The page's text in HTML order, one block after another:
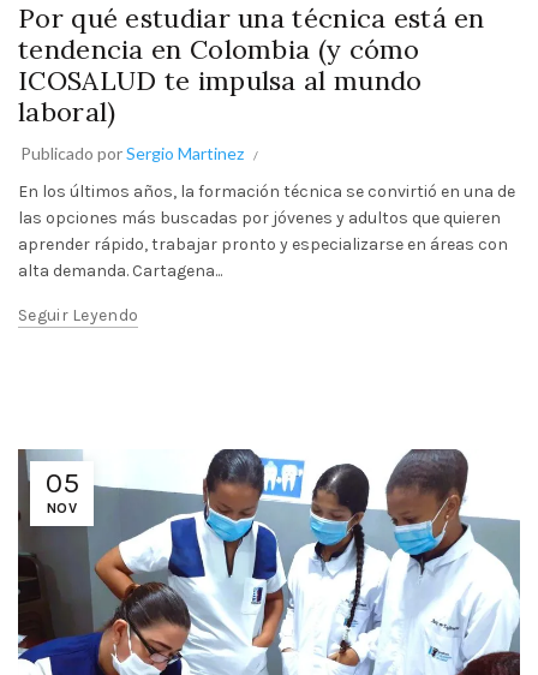
Por qué estudiar una técnica está en
tendencia en Colombia (y cómo
ICOSALUD te impulsa al mundo
laboral)
Publicado porSergio Martinez
En los últimos años, la formación técnica se convirtió en una de
las opciones más buscadas por jóvenes y adultos que quieren
aprender rápido, trabajar pronto y especializarse en áreas con
alta demanda. Cartagena...
Seguir Leyendo
05
NOV